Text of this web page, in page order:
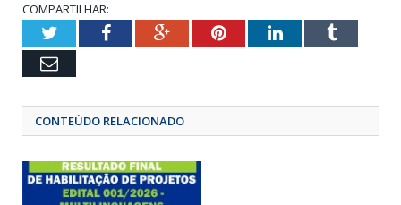
COMPARTILHAR:
TwitterFacebookGoogle+Pinterest
LinkedIn
Email
CONTEÚDO RELACIONADO